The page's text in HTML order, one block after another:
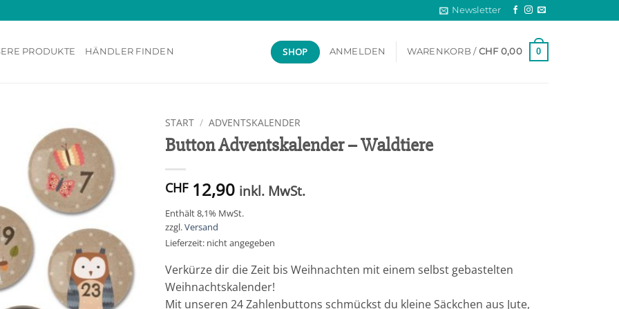
Newsletter
PRODUKTE HÄNDLER FINDEN SHOP ANMELDEN WARENKORB / CHF0,00 0
Add to
wishlist
START / ADVENTSKALENDER
Button Adventskalender – Waldtiere
CHF12,90 inkl. MwSt.
Enthält 8,1% MwSt.
zzgl.Versand
Lieferzeit: nicht angegeben
Verkürze dir die Zeit bis Weihnachten mit einem selbst gebastelten
Weihnachtskalender!
Mit unseren 24 Zahlenbuttons schmückst du kleine Säckchen aus Jute,